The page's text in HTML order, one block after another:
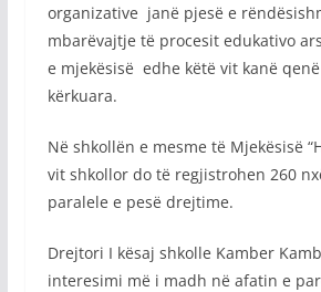
organizative janë pjesë e
mbarëvajtje të procesit edukativo
e mjekësisë edhe këtë vit kanë
kërkuara.
Në shkollën e mesme të Mjekësisë
vit shkollor do të regjistrohen 260
paralele e pesë drejtime.
Drejtori I kësaj shkolle Kamber
interesimi më i madh në afatin e